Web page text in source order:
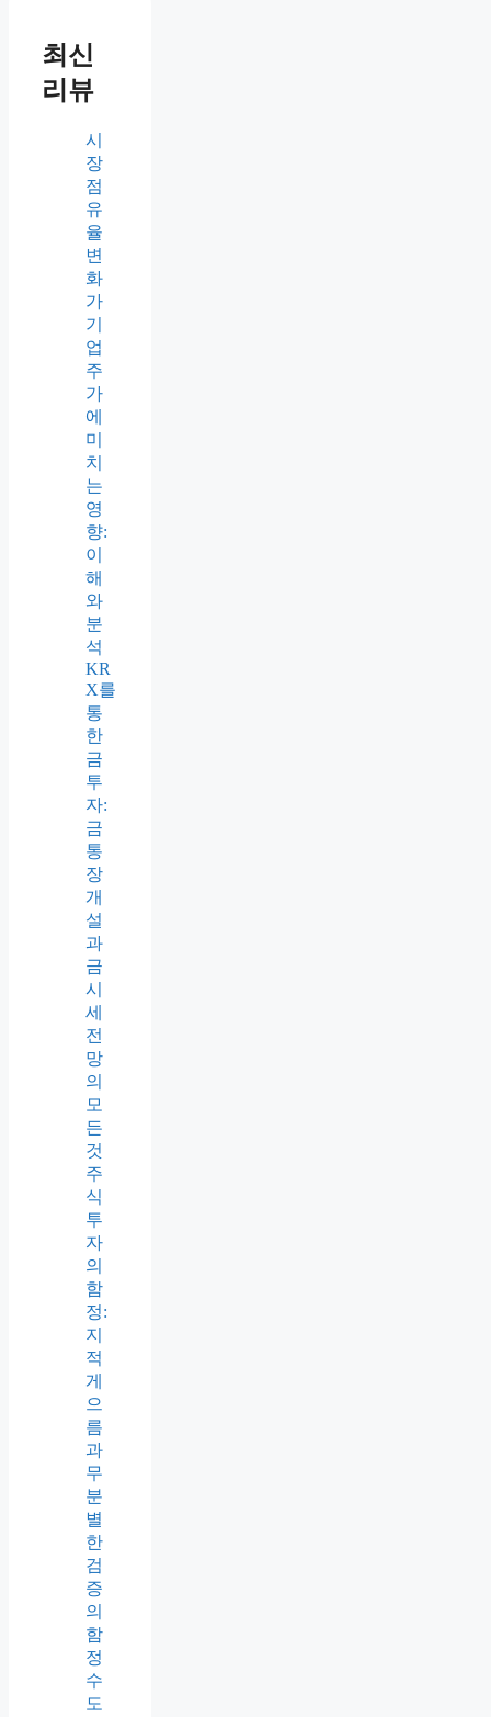
최신
리뷰
시
장
점
유
율
변
화
가
기
업
주
가
에
미
치
는
영
향:
이
해
와
분
석
KR
X를
통
한
금
투
자:
금
통
장
개
설
과
금
시
세
전
망
의
모
든
것
주
식
투
자
의
함
정:
지
적
게
으
름
과
무
분
별
한
검
증
의
함
정
수
도